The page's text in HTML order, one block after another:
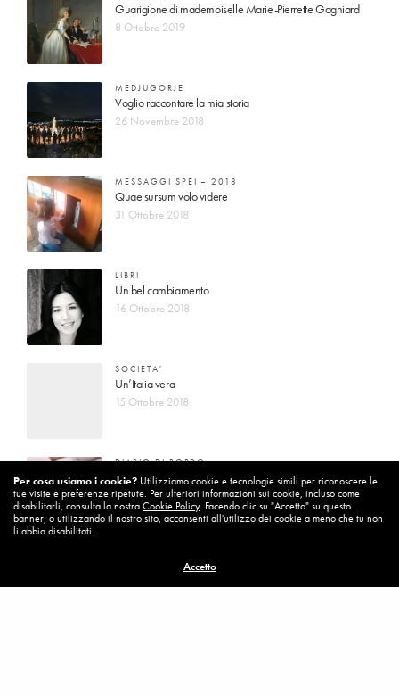
Guarigione di mademoiselle Marie-Pierrette Gagniard
8 Ottobre 2019
MEDJUGORJE
Voglio raccontare la mia storia
26 Novembre 2018
MESSAGGI SPEI – 2018
Quae sursum volo videre
31 Ottobre 2018
LIBRI
Un bel cambiamento
16 Ottobre 2018
SOCIETA'
Un’Italia vera
15 Ottobre 2018
DIARIO DI BORDO
La vita vince sempre
8 Ottobre 2018
Per cambiare ci vuole coraggio
8 Ottobre 2018
Per cosa usiamo i cookie? Utilizziamo cookie e tecnologie simili per riconoscere le
tue visite e preferenze ripetute. Per ulteriori informazioni sui cookie, incluso come
disabilitarli, consulta la nostraCookie Policy. Facendo clic su "Accetto" su questo
banner, o utilizzando il nostro sito, acconsenti all'utilizzo dei cookie a meno che tu non
li abbia disabilitati.
Accetto